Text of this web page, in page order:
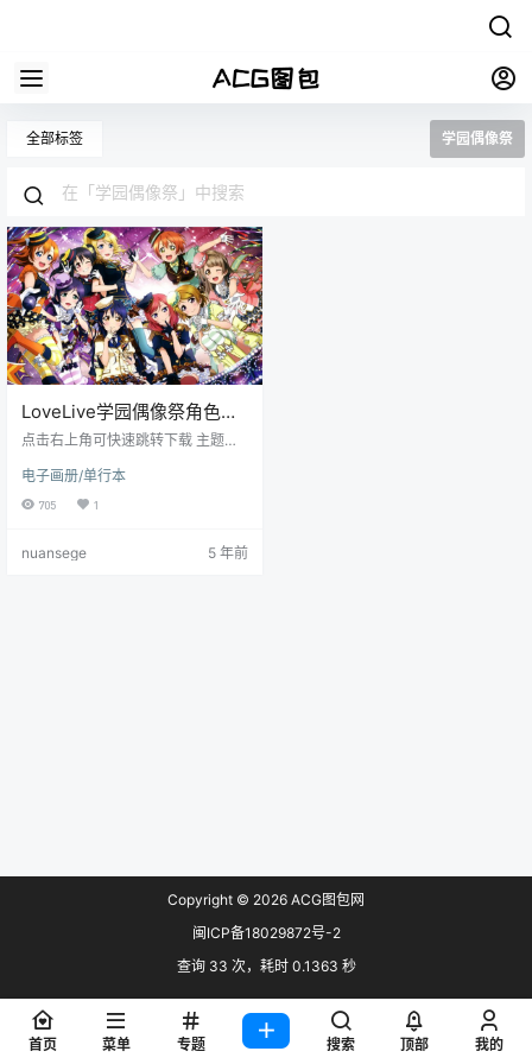
全部标签 学园偶像祭
LoveLive学园偶像祭角色人
物官方原画插画集
点击右上角可快速跳转下载 主题：L
画插画集 格式：JPG/PNG 数量：1
60张/177M 画质：分辨率2360*34
电子画册/单行本
705 1
nuansege 5 年前
Copyright © 2026 ACG图包网
闽ICP备18029872号-2
查询 33 次，耗时 0.1363 秒
首页 菜单 专题 搜索 顶部 我的